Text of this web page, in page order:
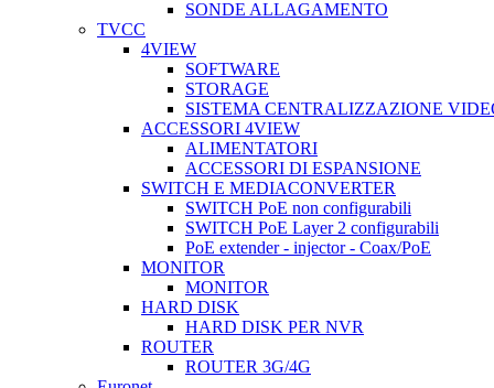
SONDE ALLAGAMENTO
TVCC
4VIEW
SOFTWARE
STORAGE
SISTEMA CENTRALIZZAZIONE
ACCESSORI 4VIEW
ALIMENTATORI
ACCESSORI DI ESPANSIONE
SWITCH E MEDIACONVERTER
SWITCH PoE non configurabili
SWITCH PoE Layer 2 configurabili
PoE extender - injector - Coax/PoE
MONITOR
MONITOR
HARD DISK
HARD DISK PER NVR
ROUTER
ROUTER 3G/4G